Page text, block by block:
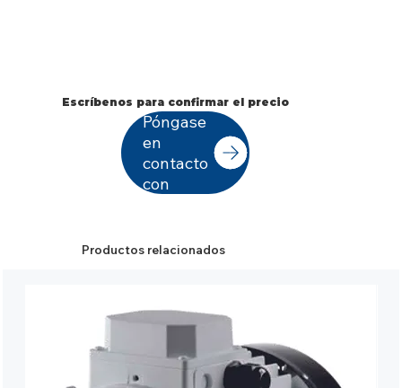
Escríbenos para confirmar el precio
Póngase
en
contacto
con
Productos relacionados